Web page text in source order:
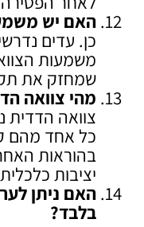
האם יש
כן. עדים
משמעות
שמחזק את
מהי צוואה
צוואה הדדית
כל אחד מהם
בהוראות
יציבות
האם ניתן
בלבד?